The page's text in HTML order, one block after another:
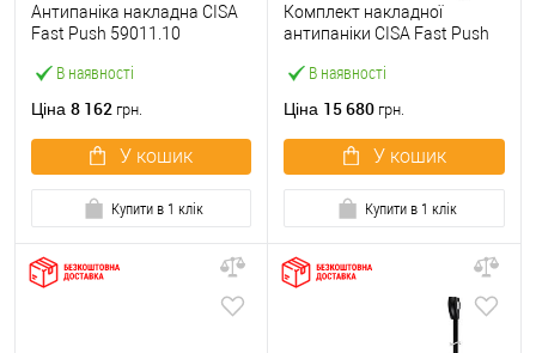
В наявності
Антипаніка накладна CISA
Fast Push 59011.10
штангою 900 мм червона
Ціна 8 162 грн.
У кошик
Купити в 1 клік
В наявності
Комплект накладної
антипаніки CISA Fast Push
точковий вбік червона
Ціна 15 680 грн.
У кошик
Купити в 1 клік